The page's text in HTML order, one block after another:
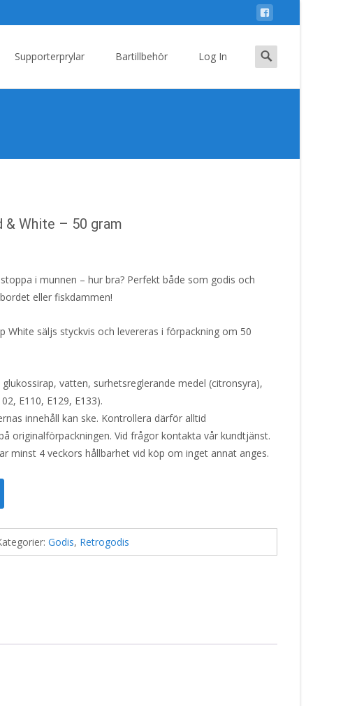
Supporterprylar Bartillbehör Log In
Search
for:
& White – 50 gram
i munnen – hur bra? Perfekt både som godis och
eller fiskdammen!
White säljs styckvis och levereras i förpackning om 50
glukossirap, vatten, surhetsreglerande medel (citronsyra),
E110, E129, E133).
innehåll kan ske. Kontrollera därför alltid
originalförpackningen. Vid frågor kontakta vår kundtjänst.
minst 4 veckors hållbarhet vid köp om inget annat anges.
Godis, Retrogodis